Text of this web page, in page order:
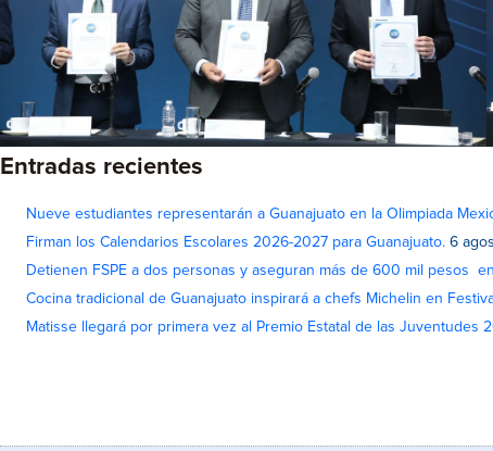
Entradas recientes
Nueve estudiantes representarán a Guanajuato en la Olimpiada
Firman los Calendarios Escolares 2026-2027 para Guanajuato. 6
Detienen FSPE a dos personas y aseguran más de 600 mil pesos
Cocina tradicional de Guanajuato inspirará a chefs Michelin en
Matisse llegará por primera vez al Premio Estatal de las Juventudes